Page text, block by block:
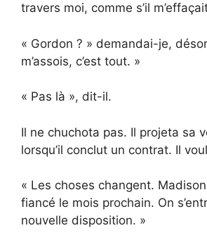
travers moi, comme s’il
« Gordon ? » demandai-je,
m’assois, c’est tout. »
« Pas là », dit-il.
Il ne chuchota pas. Il projeta sa
lorsqu’il conclut un contrat. Il
« Les choses changent.
fiancé le mois prochain. On
nouvelle disposition. »